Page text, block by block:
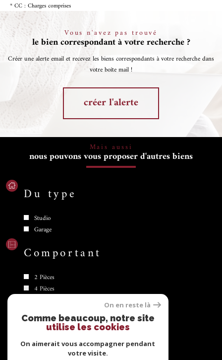
* CC : Charges comprises
Vous n'avez pas trouvé
le bien correspondant à votre recherche ?
Créer une alerte email et recevez les biens correspondants à votre recherche dans
votre boîte mail !
créer l'alerte
Mais aussi
nous pouvons vous proposer d'autres biens
Du type
Studio
Garage
Comportant
2 Pièces
4 Pièces
connecter
On en reste là
Comme beaucoup, notre site
utilise les cookies
On aimerait vous accompagner pendant
votre visite.